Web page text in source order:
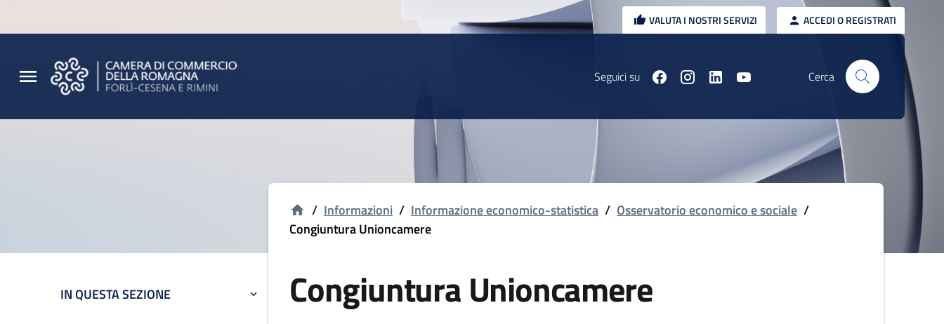
VALUTA I NOSTRI SERVIZI ACCEDI O REGISTRATI
Seguici su Cerca
IN QUESTA SEZIONE
/ Informazioni / Informazione economico-statistica / Osservatorio economico e sociale /
Congiuntura Unioncamere
Congiuntura Unioncamere